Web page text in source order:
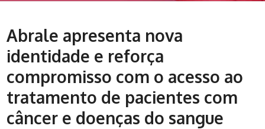
Abrale apresenta nova
identidade e reforça
compromisso com o acesso ao
tratamento de pacientes com
câncer e doenças do sangue